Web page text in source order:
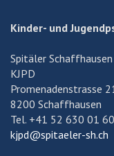
Kinder- und
Spitäler Schaffhausen
KJPD
Promenadenstrasse
8200 Schaffhausen
Tel. +41 52 630 01 60
kjpd@spitaeler-sh.ch